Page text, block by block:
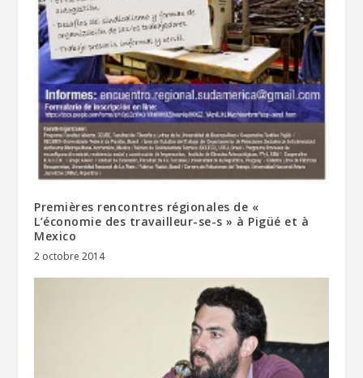
Premières rencontres régionales de «
L’économie des travailleur-se-s » à Pigüé et à
Mexico
2 octobre 2014